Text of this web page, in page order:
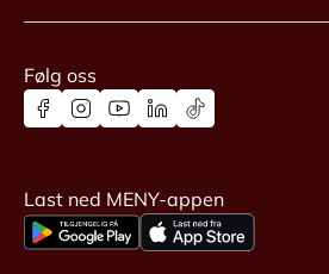
Følg oss
Last ned MENY-appen